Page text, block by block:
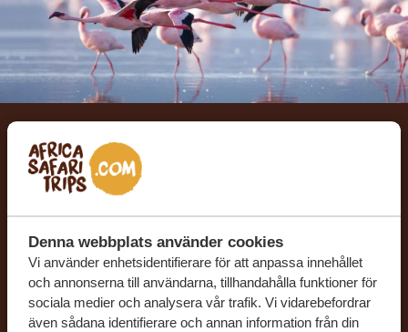
Denna webbplats använder cookies
Vi använder enhetsidentifierare för att anpassa innehållet
och annonserna till användarna, tillhandahålla funktioner för
sociala medier och analysera vår trafik. Vi vidarebefordrar
även sådana identifierare och annan information från din
Låt oss skräddarsy din
drömresa
FÅ ETT KOSTNADSFRITT RESEFÖRSLAG
BÖRJA PLANERA DIN DRÖMRESA